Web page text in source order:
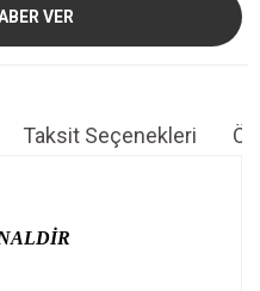
VER
Taksit Seçenekleri